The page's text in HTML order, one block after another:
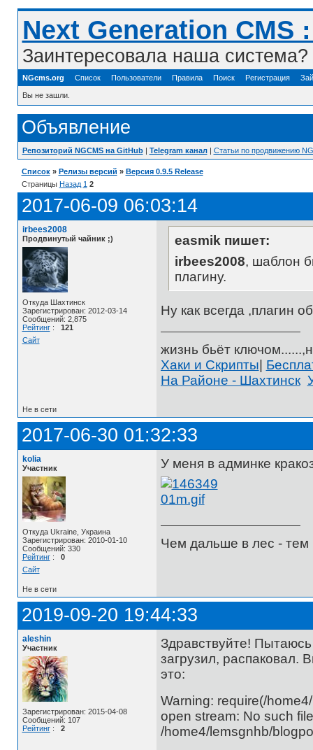
Next Generation
Заинтересовала наша
NGcms.org Список Пользователи Правила Поиск Регистрация
Вы не зашли.
Объявление
Репозиторий NGCMS на GitHub| Telegram канал| Статьи по продвижению
Список » Релизы версий » Версия 0.9.5 Release
Страницы Назад 1 2
2017-06-09 06:03:14
irbees2008
Продвинутый чайник ;)
Откуда Шахтинск
Зарегистрирован: 2012-03-14
Сообщений: 2,875
Рейтинг: 121
Сайт
easmik пишет:
irbees2008, шаблон
плагину.
Ну как всегда ,плагин
жизнь бьёт
Хаки и Скрипты
На Районе - Шахтинск
Не в сети
2017-06-30 01:32:33
kolia
Участник
Откуда Ukraine, Украина
Зарегистрирован: 2010-01-10
Сообщений: 330
Рейтинг: 0
Сайт
У меня в админке
Чем дальше в лес -
Не в сети
2019-09-20 19:44:33
aleshin
Участник
Зарегистрирован: 2015-04-08
Сообщений: 107
Рейтинг: 2
Здравствуйте!
загрузил, распаковал.
это:
Warning: require(/
open stream: No such
/home4/lemsgnhb/